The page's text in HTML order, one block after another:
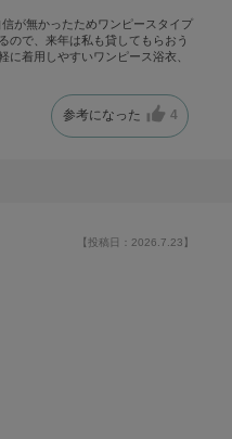
が無かったためワンピースタイプ
ので、来年は私も貸してもらおう
着用しやすいワンピース浴衣、
参考になった 4
【投稿日：2026.7.23】